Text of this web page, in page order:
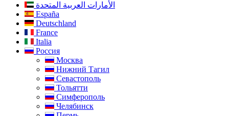
الأمارات العربية المتحدة
España
Deutschland
France
Italia
Россия
Москва
Нижний Тагил
Севастополь
Тольятти
Симферополь
Челябинск